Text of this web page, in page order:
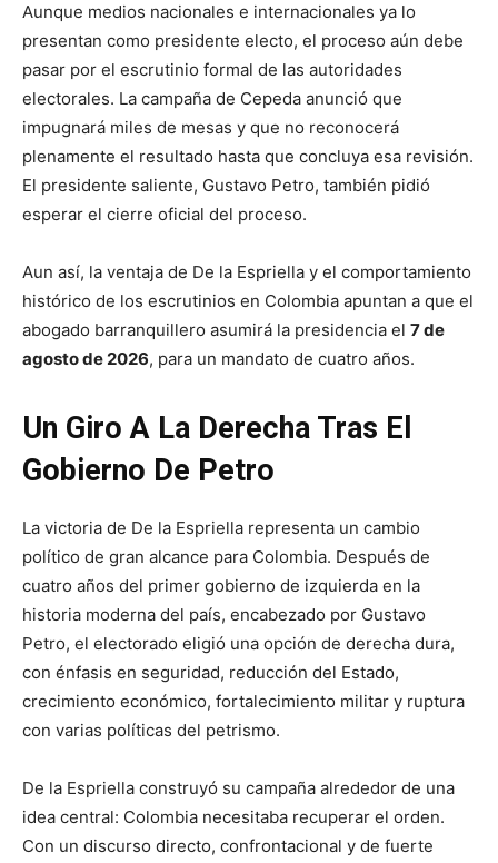
Aunque medios nacionales e internacionales ya lo
presentan como presidente electo, el proceso aún debe
pasar por el escrutinio formal de las autoridades
electorales. La campaña de Cepeda anunció que
impugnará miles de mesas y que no reconocerá
plenamente el resultado hasta que concluya esa revisión.
El presidente saliente, Gustavo Petro, también pidió
esperar el cierre oficial del proceso.
Aun así, la ventaja de De la Espriella y el comportamiento
histórico de los escrutinios en Colombia apuntan a que el
abogado barranquillero asumirá la presidencia el 7 de
agosto de 2026, para un mandato de cuatro años.
Un Giro A La Derecha Tras El
Gobierno De Petro
La victoria de De la Espriella representa un cambio
político de gran alcance para Colombia. Después de
cuatro años del primer gobierno de izquierda en la
historia moderna del país, encabezado por Gustavo
Petro, el electorado eligió una opción de derecha dura,
con énfasis en seguridad, reducción del Estado,
crecimiento económico, fortalecimiento militar y ruptura
con varias políticas del petrismo.
De la Espriella construyó su campaña alrededor de una
idea central: Colombia necesitaba recuperar el orden.
Con un discurso directo, confrontacional y de fuerte